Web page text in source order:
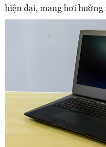
hiện đại, mang hơi hướng